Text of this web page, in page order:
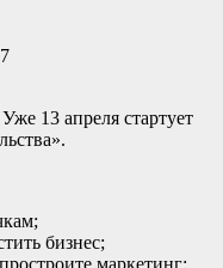
13 апреля стартует
бизнес;
маркетинг;